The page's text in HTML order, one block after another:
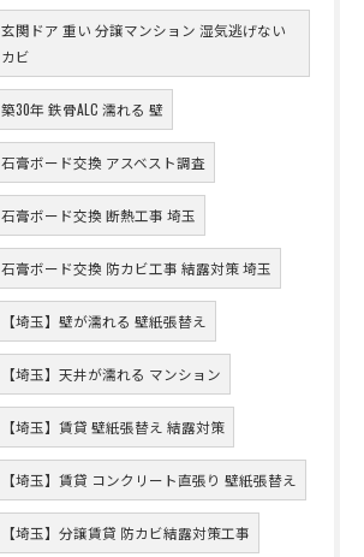
玄関ドア 重い 分譲マンション 湿気逃げない
カビ
築30年 鉄骨ALC 濡れる 壁
石膏ボード交換 アスベスト調査
石膏ボード交換 断熱工事 埼玉
石膏ボード交換 防カビ工事 結露対策 埼玉
【埼玉】壁が濡れる 壁紙張替え
【埼玉】天井が濡れる マンション
【埼玉】賃貸 壁紙張替え 結露対策
【埼玉】賃貸 コンクリート直張り 壁紙張替え
【埼玉】分譲賃貸 防カビ結露対策工事